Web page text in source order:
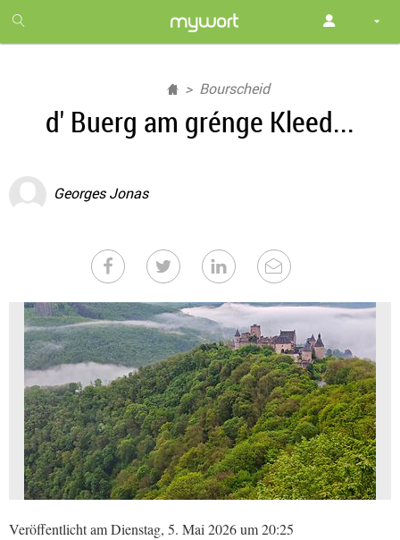
month
free
Bourscheid
d' Buerg am grénge Kleed...
Georges Jonas
Veröffentlicht am Dienstag, 5. Mai 2026 um 20:25